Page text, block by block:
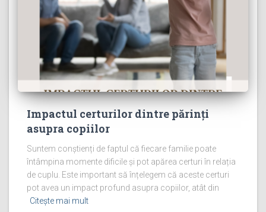
Impactul certurilor dintre părinți
asupra copiilor
Suntem conștienți de faptul că fiecare familie poate
întâmpina momente dificile și pot apărea certuri în relația
de cuplu. Este important să înțelegem că aceste certuri
pot avea un impact profund asupra copiilor, atât din
Citește mai mult